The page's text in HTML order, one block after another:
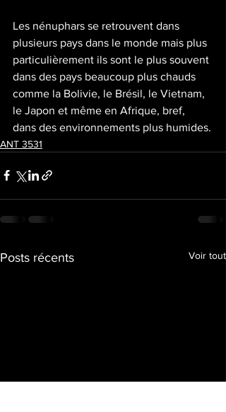
Les nénuphars se retrouvent dans
plusieurs pays dans le monde mais plus
particulièrement ils sont le plus souvent
dans des pays beaucoup plus chauds
comme la Bolivie, le Brésil, le Vietnam,
le Japon et même en Afrique, bref,
dans des environnements plus humides.
ANT 3531
Posts récents Voir tout